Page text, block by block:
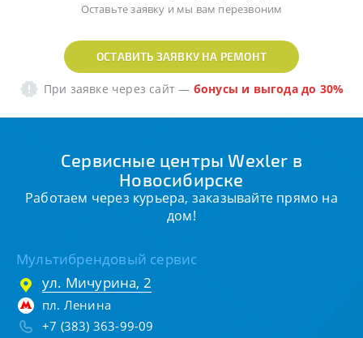
Оставьте заявку и мы вам перезвоним
ОСТАВИТЬ ЗАЯВКУ НА РЕМОНТ
При заявке через сайт — бонусы и выгода до 30%
Сервисные центры Wexler в
Новосибирске
Работаем через курьера, заказывайте прямо на
дом!
Мультибрендовый сервис
ул. Мичурина, 2
пл. Ленина
+7 (383) 363-99-09